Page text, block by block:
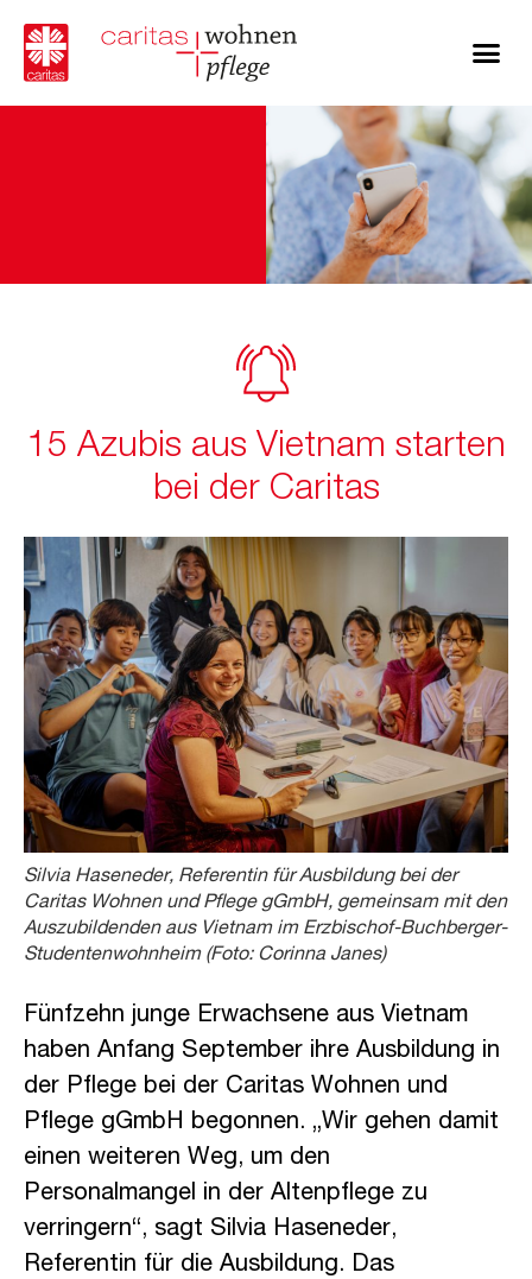
15 Azubis aus Vietnam starten
bei der Caritas
Silvia Haseneder, Referentin für Ausbildung bei der
Caritas Wohnen und Pflege gGmbH, gemeinsam mit den
Auszubildenden aus Vietnam im Erzbischof-Buchberger-
Studentenwohnheim (Foto: Corinna Janes)
Fünfzehn junge Erwachsene aus Vietnam
haben Anfang September ihre Ausbildung in
der Pflege bei der Caritas Wohnen und
Pflege gGmbH begonnen. „Wir gehen damit
einen weiteren Weg, um den
Personalmangel in der Altenpflege zu
verringern“, sagt Silvia Haseneder,
Referentin für die Ausbildung. Das